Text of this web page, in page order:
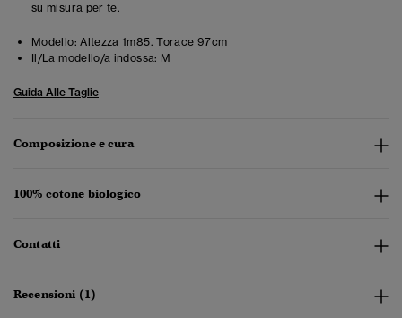
su misura per te.
Modello: Altezza 1m85. Torace 97cm
Il/La modello/a indossa: M
Guida Alle Taglie
Composizione e cura
100% cotone biologico
Contatti
Recensioni (1)